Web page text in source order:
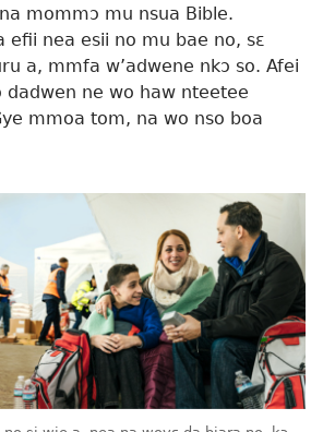
mommɔ mu nsua Bible.
efii nea esii no mu bae no, sɛ
a, mmfa w’adwene nkɔ so. Afei
dadwen ne wo haw nteetee
mmoa tom, na wo nso boa